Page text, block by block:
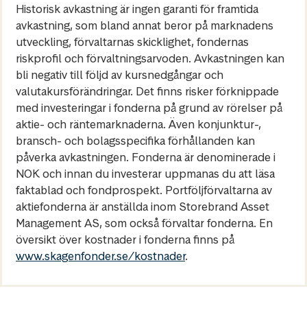
Historisk avkastning är ingen garanti för framtida
avkastning, som bland annat beror på marknadens
utveckling, förvaltarnas skicklighet, fondernas
riskprofil och förvaltningsarvoden. Avkastningen kan
bli negativ till följd av kursnedgångar och
valutakursförändringar. Det finns risker förknippade
med investeringar i fonderna på grund av rörelser på
aktie- och räntemarknaderna. Även konjunktur-,
bransch- och bolagsspecifika förhållanden kan
påverka avkastningen. Fonderna är denominerade i
NOK och innan du investerar uppmanas du att läsa
faktablad och fondprospekt. Portföljförvaltarna av
aktiefonderna är anställda inom Storebrand Asset
Management AS, som också förvaltar fonderna. En
översikt över kostnader i fonderna finns på
www.skagenfonder.se/kostnader.